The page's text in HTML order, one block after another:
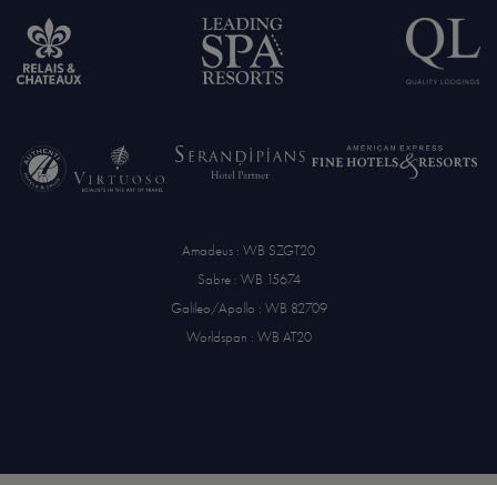
Amadeus : WB SZGT20
Sabre : WB 15674
Galileo/Apollo : WB 82709
Worldspan : WB AT20